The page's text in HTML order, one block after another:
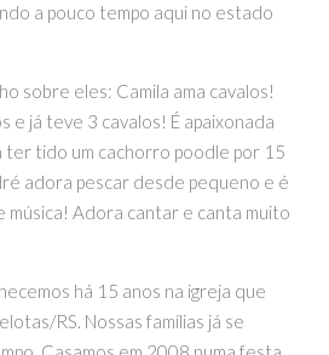
a pouco tempo aqui no estado
sobre eles: Camila ama cavalos!
e já teve 3 cavalos! É apaixonada
ter tido um cachorro poodle por 15
adora pescar desde pequeno e é
música! Adora cantar e canta muito
há 15 anos na igreja que
RS. Nossas famílias já se